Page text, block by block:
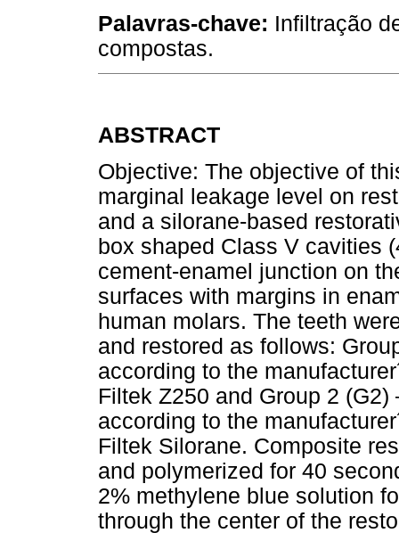
Palavras-chave: Infiltração
compostas.
ABSTRACT
Objective: The objective of
marginal leakage level on
and a silorane-based
box shaped Class V cavities
cement-enamel junction on
surfaces with margins in
human molars. The teeth
and restored as follows:
according to the
Filtek Z250 and Group 2
according to the
Filtek Silorane. Composite
and polymerized for 40
2% methylene blue solution
through the center of the